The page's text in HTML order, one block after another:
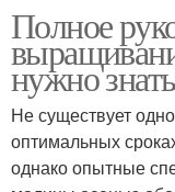
Полное
нужно знать
Не существует
оптимальных
однако опытные